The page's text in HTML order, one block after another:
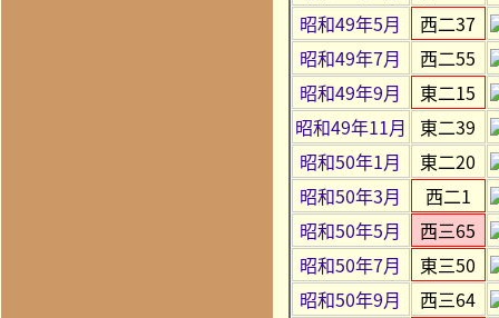
昭和49年5月
西二37
昭和49年7月
西二55
昭和49年9月
東二15
昭和49年11月
東二39
昭和50年1月
東二20
昭和50年3月
西二1
昭和50年5月
西三65
昭和50年7月
東三50
昭和50年9月
西三64